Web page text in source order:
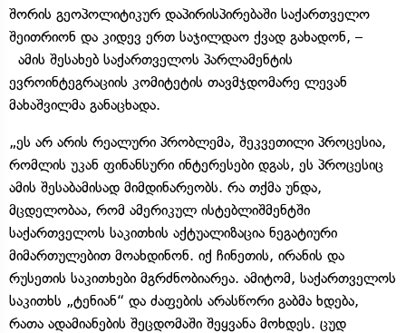
შორის გეოპოლიტიკურ დაპირისპირებაში საქართველო
შეითრიონ და კიდევ ერთ საჯილდაო ქვად გახადონ, –
ამის შესახებ საქართველოს პარლამენტის
ევროინტეგრაციის კომიტეტის თავმჯდომარე ლევან
მახაშვილმა განაცხადა.
„ეს არ არის რეალური პრობლემა, შეკვეთილი პროცესია,
რომლის უკან ფინანსური ინტერესები დგას, ეს პროცესიც
ამის შესაბამისად მიმდინარეობს. რა თქმა უნდა,
მცდელობაა, რომ ამერიკულ ისტებლიშმენტში
საქართველოს საკითხის აქტუალიზაცია ნეგატიური
მიმართულებით მოახდინონ. იქ ჩინეთის, ირანის და
რუსეთის საკითხები მგრძნობიარეა. ამიტომ, საქართველოს
საკითხს „ტენიან“ და ძაფების არასწორი გაბმა ხდება,
რათა ადამიანების შეცდომაში შეყვანა მოხდეს. ცუდ